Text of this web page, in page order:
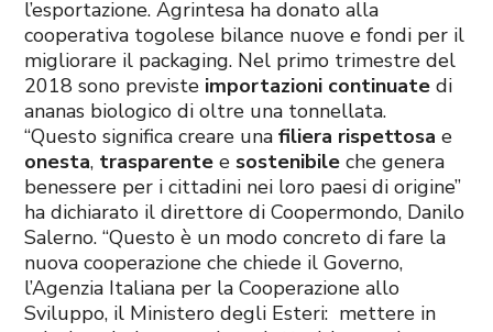
l’esportazione. Agrintesa ha donato alla
cooperativa togolese bilance nuove e fondi per il
migliorare il packaging. Nel primo trimestre del
2018 sono previste importazioni continuatedi
ananas biologico di oltre una tonnellata.
“Questo significa creare una filiera rispettosa e
onesta, trasparentee sostenibile che genera
benessere per i cittadini nei loro paesi di origine”
ha dichiarato il direttore di Coopermondo, Danilo
Salerno. “Questo è un modo concreto di fare la
nuova cooperazione che chiede il Governo,
l’Agenzia Italiana per la Cooperazione allo
Sviluppo, il Ministero degli Esteri: mettere in